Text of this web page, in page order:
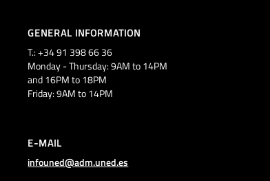
GENERAL INFORMATION
T.: +34 91 398 66 36
Monday - Thursday: 9AM to 14PM
and 16PM to 18PM
Friday: 9AM to 14PM
E-MAIL
infouned@adm.uned.es